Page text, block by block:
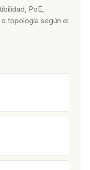
PoE,
topología según el